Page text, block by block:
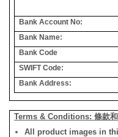
Bank Account No:
Bank Name:
Bank Code
SWIFT Code:
Bank Address:
Terms & Conditions: 條款
All product images in